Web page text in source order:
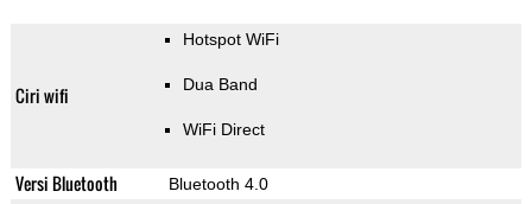
Ciri wifi
Hotspot WiFi
Dua Band
WiFi Direct
Versi Bluetooth Bluetooth 4.0